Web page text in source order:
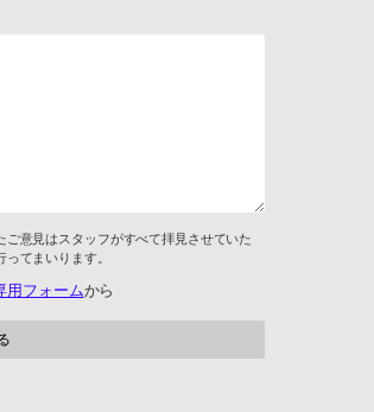
意見はスタッフがすべて拝見させていた
てまいります。
用フォームから